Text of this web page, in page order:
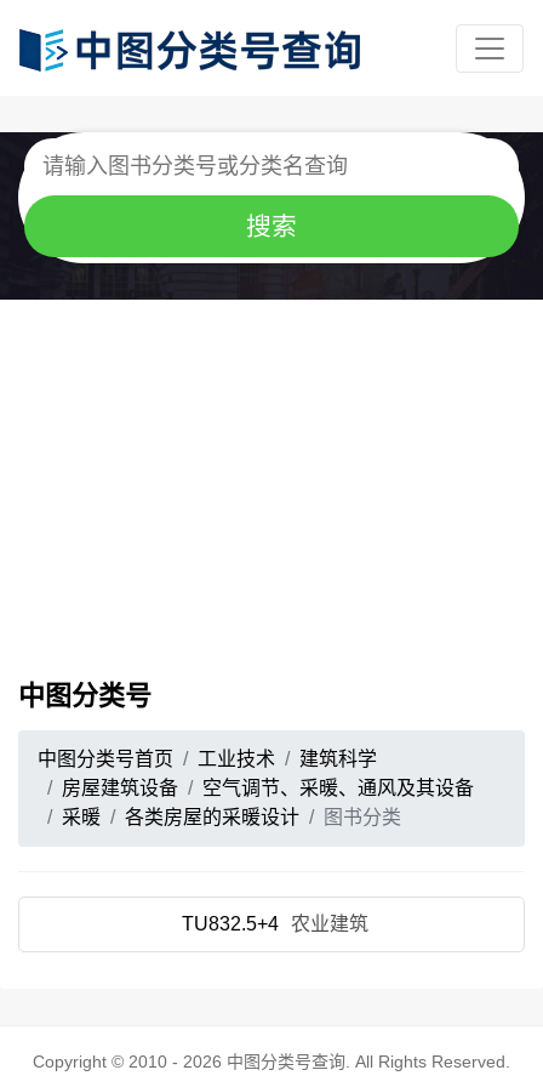
中图分类号
中图分类号首页 工业技术
建筑科学
房屋建筑设备
空气调节、采暖、通风及其设备
采暖
各类房屋的采暖设计 图书分类
TU832.5+4 农业建筑
Copyright © 2010 - 2026 中图分类号查询 . All Rights Reserved.